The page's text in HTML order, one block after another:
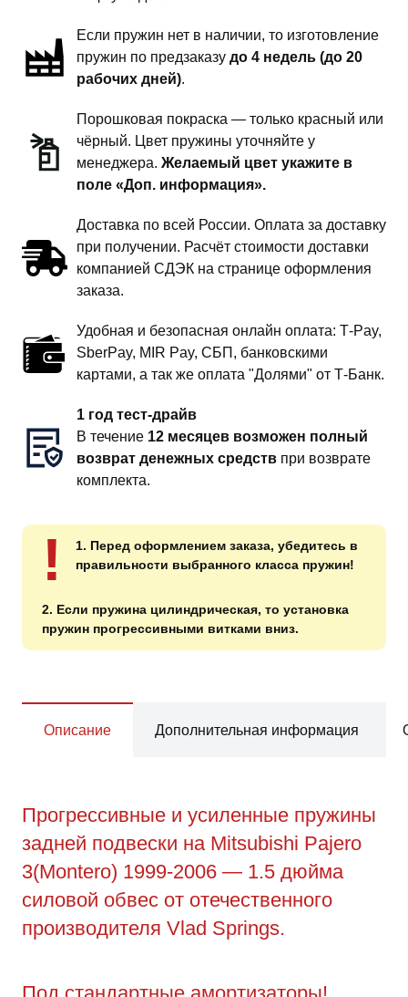
дюйма
Если пружин нет в наличии, то изготовление
пружин по предзаказу до 4 недель (до 20
рабочих дней).
Порошковая покраска — только красный или
чёрный. Цвет пружины уточняйте у
менеджера. Желаемый цвет укажите в
поле «Доп. информация».
Доставка по всей России. Оплата за доставку
при получении. Расчёт стоимости доставки
компанией СДЭК на странице оформления
заказа.
Удобная и безопасная онлайн оплата: T‑Pay,
SberPay, MIR Pay, СБП, банковскими
картами, а так же оплата "Долями" от Т-Банк.
1 год тест-драйв
В течение 12 месяцев возможен полный
возврат денежных средств при возврате
комплекта.
!
1. Перед оформлением заказа, убедитесь в
правильности выбранного класса пружин!
2. Если пружина цилиндрическая, то установка
пружин прогрессивными витками вниз.
Описание Дополнительная информация
Прогрессивные и усиленные пружины
задней подвески на Mitsubishi Pajero
3(Montero) 1999-2006 — 1.5 дюйма
силовой обвес от отечественного
производителя Vlad Springs.